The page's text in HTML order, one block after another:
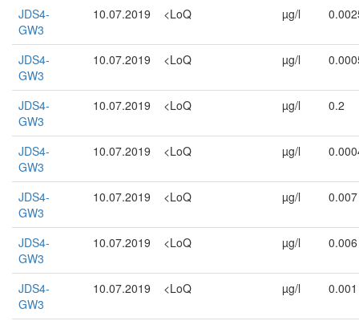
JDS4-
GW3
10.07.2019 <LoQ µg/l
JDS4-
GW3
10.07.2019 <LoQ µg/l
JDS4-
GW3
10.07.2019 <LoQ µg/l 0.2
JDS4-
GW3
10.07.2019 <LoQ µg/l
JDS4-
GW3
10.07.2019 <LoQ µg/l 0.007
JDS4-
GW3
10.07.2019 <LoQ µg/l 0.006
JDS4-
GW3
10.07.2019 <LoQ µg/l 0.001